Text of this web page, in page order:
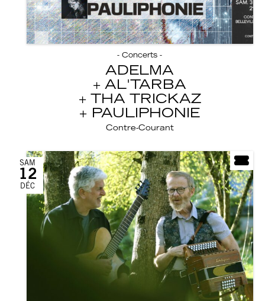
- Concerts -
ADELMA
AL'TARBA
THA TRICKAZ
PAULIPHONIE
Contre-Courant
SAM
12
DÉC